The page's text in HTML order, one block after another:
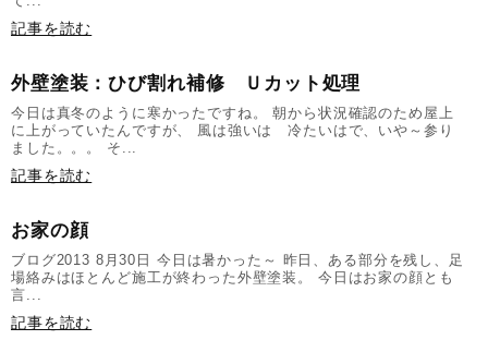
記事を読む
外壁塗装：ひび割れ補修 Ｕカット処理
今日は真冬のように寒かったですね。 朝から状況確認のため屋上
に上がっていたんですが、 風は強いは 冷たいはで、いや～参り
ました。。。 そ...
記事を読む
お家の顔
ブログ2013 8月30日 今日は暑かった～ 昨日、ある部分を残し、足
場絡みはほとんど施工が終わった外壁塗装。 今日はお家の顔とも
言...
記事を読む